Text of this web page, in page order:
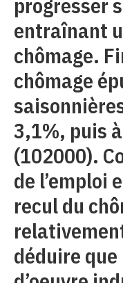
entraînant
chômage.
chômage
3,1%, puis
(102000).
de l’emploi
recul du
déduire que